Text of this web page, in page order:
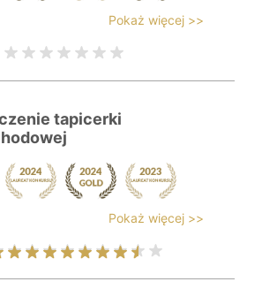
Pokaż więcej >>
tapicerki
Pokaż więcej >>